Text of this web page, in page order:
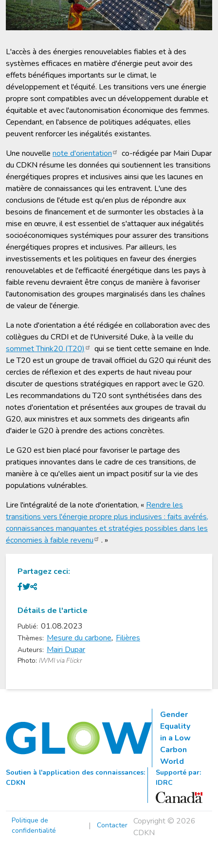
L'accès à des énergies renouvelables fiables et à des
systèmes efficaces en matière d'énergie peut avoir des
effets bénéfiques importants sur le climat, le
développement et l'équité. Les transitions vers une énergie
propre sont compatibles avec un développement durable et
équitable et avec l'autonomisation économique des femmes.
Cependant, en l'absence de politiques adéquates, elles
peuvent renforcer les inégalités existantes.
Une nouvelle note d'orientation
co-rédigée par Mairi Dupar
du CDKN résume les données qui soutiennent les transitions
énergétiques propres et inclusives ainsi que les lacunes en
matière de connaissances qui les entravent. L'une des
conclusions de l'étude est qu'en plus de répondre aux
besoins de financement et de surmonter les obstacles à la
mise en œuvre, il est essentiel de s'attaquer aux inégalités
socioéconomiques systémiques pour assurer des transitions
énergétiques propres et inclusives. Par ailleurs, les
investissements et les politiques en faveur des énergies
renouvelables et de l'efficacité énergétique dans les pays à
faible revenu devraient être conçus de manière à favoriser
l'autonomisation des groupes marginalisés dans les chaînes
de valeur de l'énergie.
La note d'orientation a été rédigée en collaboration avec des
collègues du CRDI et de l'Université Duke, à la veille du
sommet Think20 (T20)
qui se tient cette semaine en Inde.
Le T20 est un groupe de travail officiel du G20 qui réunit des
cercles de réflexion et des experts de haut niveau pour
discuter de questions stratégiques en rapport avec le G20.
Les recommandations du T20 sont synthétisées dans des
notes d'orientation et présentées aux groupes de travail du
G20, aux ministres et aux sommets des dirigeants afin
d'aider le G20 à prendre des actions concrètes.
Le G20 est bien placé pour favoriser le partage des
pratiques innovantes dans le cadre de ces transitions, de
manière à ce qu'elles aient un impact positif sur la vie des
populations vulnérables.
Lire l'intégralité de la note d'orientation, « Rendre les
transitions vers l'énergie propre plus inclusives : faits avérés,
connaissances manquantes et stratégies possibles dans les
économies à faible revenu
. »
Partagez ceci:
Détails de l'article
Publié: 01.08.2023
Thèmes: Mesure du carbone, Filières
Auteurs: Mairi Dupar
Photo: IWMI via Flickr
Gender
Equality
in a Low
Carbon
World
Soutien à l'application des connaissances:
CDKN
Supporté par:
IDRC
Politique de
confidentialité
| Contacter
Copyright © 2026
CDKN